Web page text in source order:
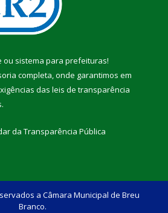
ou sistema para prefeituras!
completa, onde garantimos em
das leis de transparência
da Transparência Pública
a Câmara Municipal de Breu
Branco.